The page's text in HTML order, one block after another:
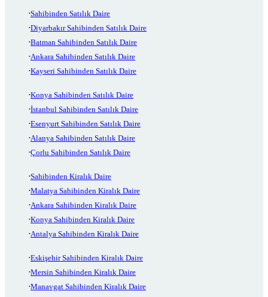
Sahibinden Satılık Daire
Diyarbakır Sahibinden Satılık Daire
Batman Sahibinden Satılık Daire
Ankara Sahibinden Satılık Daire
Kayseri Sahibinden Satılık Daire
Konya Sahibinden Satılık Daire
İstanbul Sahibinden Satılık Daire
Esenyurt Sahibinden Satılık Daire
Alanya Sahibinden Satılık Daire
Çorlu Sahibinden Satılık Daire
Sahibinden Kiralık Daire
Malatya Sahibinden Kiralık Daire
Ankara Sahibinden Kiralık Daire
Konya Sahibinden Kiralık Daire
Antalya Sahibinden Kiralık Daire
Eskişehir Sahibinden Kiralık Daire
Mersin Sahibinden Kiralık Daire
Manavgat Sahibinden Kiralık Daire